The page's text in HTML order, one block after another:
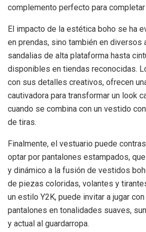
complemento perfecto para completar
El impacto de la estética boho se ha
en prendas, sino también en diversos
sandalias de alta plataforma hasta
disponibles en tiendas reconocidas.
con sus detalles creativos, ofrecen
cautivadora para transformar un look
cuando se combina con un vestido
de tiras.
Finalmente, el vestuario puede
optar por pantalones estampados,
y dinámico a la fusión de vestidos
de piezas coloridas, volantes y
un estilo Y2K, puede invitar a jugar
pantalones en tonalidades suaves,
y actual al guardarropa.